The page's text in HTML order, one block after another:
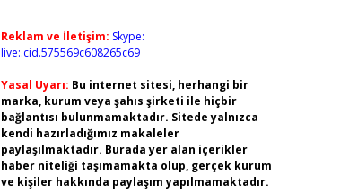
Reklam ve İletişim: Skype:
live:.cid.575569c608265c69
Yasal Uyarı: Bu internet sitesi, herhangi bir
marka, kurum veya şahıs şirketi ile hiçbir
bağlantısı bulunmamaktadır. Sitede yalnızca
kendi hazırladığımız makaleler
paylaşılmaktadır. Burada yer alan içerikler
haber niteliği taşımamakta olup, gerçek kurum
ve kişiler hakkında paylaşım yapılmamaktadır.